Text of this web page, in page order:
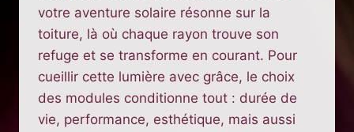
votre aventure solaire résonne sur la
toiture, là où chaque rayon trouve son
refuge et se transforme en courant. Pour
cueillir cette lumière avec grâce, le choix
des modules conditionne tout : durée de
vie, performance, esthétique, mais aussi